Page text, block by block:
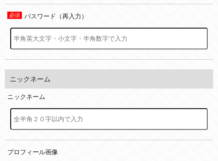
パスワード（再入力）
ニックネーム
ニックネーム
プロフィール画像